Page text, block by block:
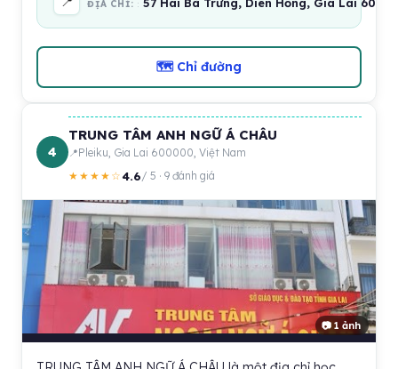
ĐỊA CHỈ:
🗺 Chỉ đường
4
TRUNG TÂM ANH NGỮ Á CHÂU
Pleiku, Gia Lai 600000, Việt Nam
★★★★☆4.6/ 5 · 9 đánh giá
📷 1 ảnh